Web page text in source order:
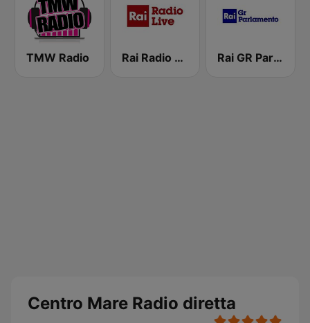
TMW Radio Rai Radio Live Rai GR Parlamento
Centro Mare Radio diretta